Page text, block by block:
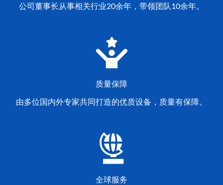
公司董事长从事相关行业20余年，带领团队10余年。
质量保障
由多位国内外专家共同打造的优质设备，质量有保障。
全球服务